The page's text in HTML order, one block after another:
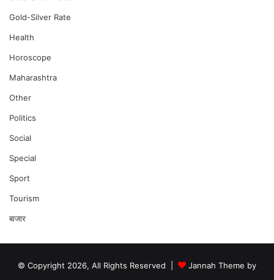
Gold-Silver Rate
Health
Horoscope
Maharashtra
Other
Politics
Social
Special
Sport
Tourism
बाजार
© Copyright 2026, All Rights Reserved | Jannah Theme by